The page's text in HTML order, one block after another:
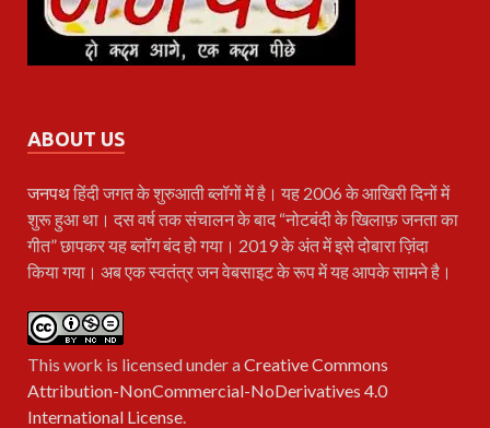
ABOUT US
जनपथहिंदी जगत के शुरुआती ब्लॉगों में है। यह 2006 के आखिरी दिनों में
शुरू हुआ था। दस वर्ष तक संचालन के बाद “नोटबंदी के खिलाफ़ जनता का
गीत” छापकर यह ब्लॉग बंद हो गया। 2019 के अंत में इसे दोबारा ज़िंदा
किया गया। अब एक स्वतंत्र जन वेबसाइट के रूप में यह आपके सामने है।
This work is licensed under aCreative Commons
Attribution-NonCommercial-NoDerivatives 4.0
International License.